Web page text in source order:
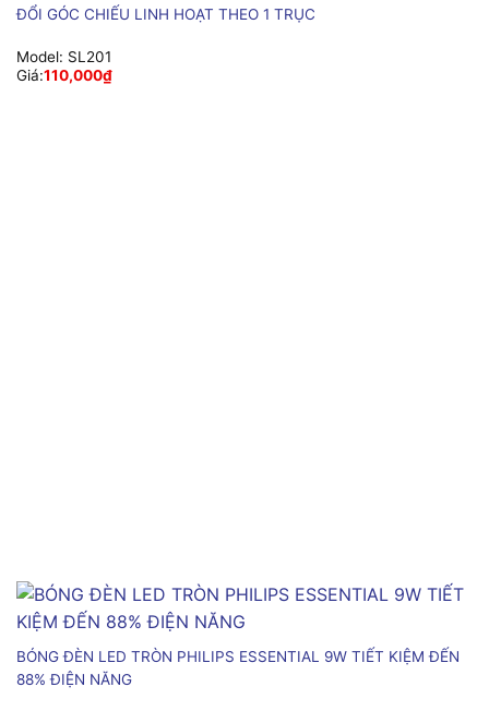
ĐỔI GÓC CHIẾU LINH HOẠT THEO 1 TRỤC
Model: SL201
Giá:110,000₫
BÓNG ĐÈN LED TRÒN PHILIPS ESSENTIAL 9W TIẾT KIỆM ĐẾN
88% ĐIỆN NĂNG